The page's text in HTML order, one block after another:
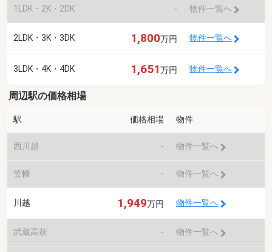
1LDK・2K・2DK - 物件一覧へ
2LDK・3K・3DK 1,800万円 物件一覧へ
3LDK・4K・4DK 1,651万円 物件一覧へ
周辺駅の価格相場
駅 価格相場 物件
西川越 - 物件一覧へ
笠幡 - 物件一覧へ
川越 1,949万円 物件一覧へ
武蔵高萩 - 物件一覧へ